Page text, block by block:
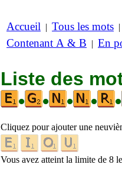
Accueil | Tous les mots |
Contenant A & B | En
Liste des
•
• • • •
Cliquez pour ajouter une
Vous avez atteint la limite de 8